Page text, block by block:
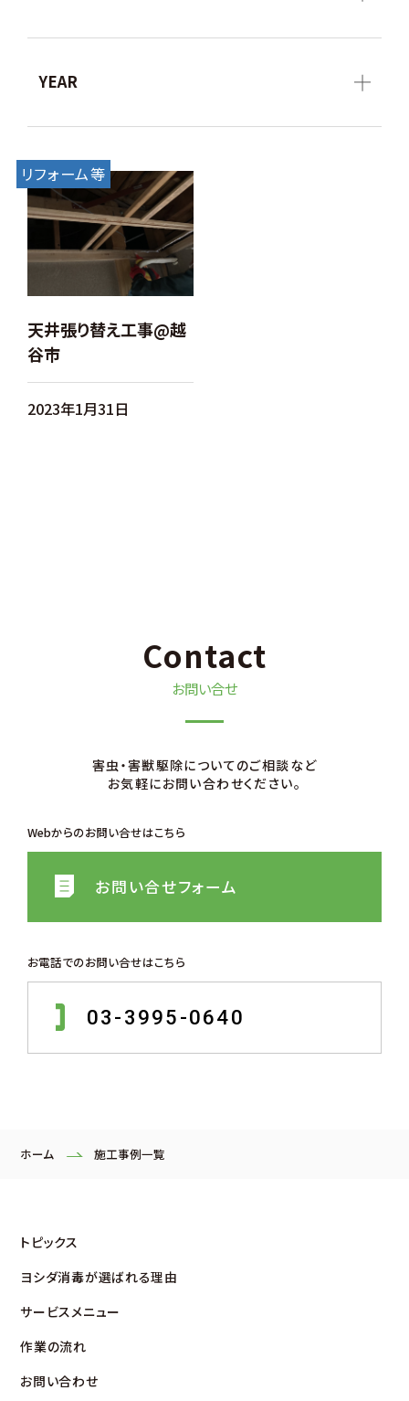
YEAR
リフォーム等
天井張り替え工事@越
谷市
2023年1月31日
Contact
お問い合せ
害⾍・害獣駆除についてのご相談など
お気軽にお問い合わせください。
Webからのお問い合せはこちら
お問い合せフォーム
お電話でのお問い合せはこちら
03-3995-0640
ホーム 施工事例一覧
トピックス
ヨシダ消毒が選ばれる理由
サービスメニュー
作業の流れ
お問い合わせ